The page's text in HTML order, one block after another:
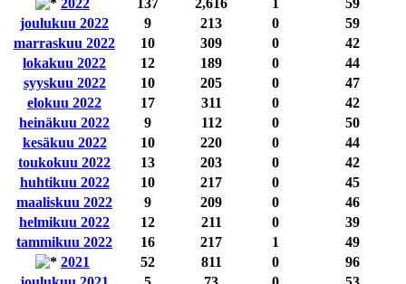
joulukuu 2022
9 213 0
59
marraskuu 2022
10 309 0
42
lokakuu 2022
12 189 0
44
syyskuu 2022
10 205 0
47
elokuu 2022
17 311 0
42
heinäkuu 2022
9 112 0
50
kesäkuu 2022
10 220 0
44
toukokuu 2022
13 203 0
42
huhtikuu 2022
10 217 0
45
maaliskuu 2022
9 209 0
46
helmikuu 2022
12 211 0
39
tammikuu 2022
16 217 1
49
2021
52 811 0
96